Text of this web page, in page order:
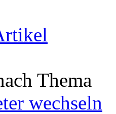
Thema
wechseln